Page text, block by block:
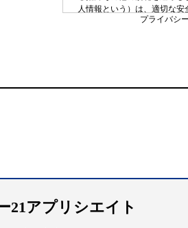
プライバシ
21アプリシエイト